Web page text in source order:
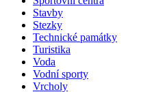
Stavby
Stezky
Technické památky
Turistika
Voda
Vodní sporty
Vrcholy